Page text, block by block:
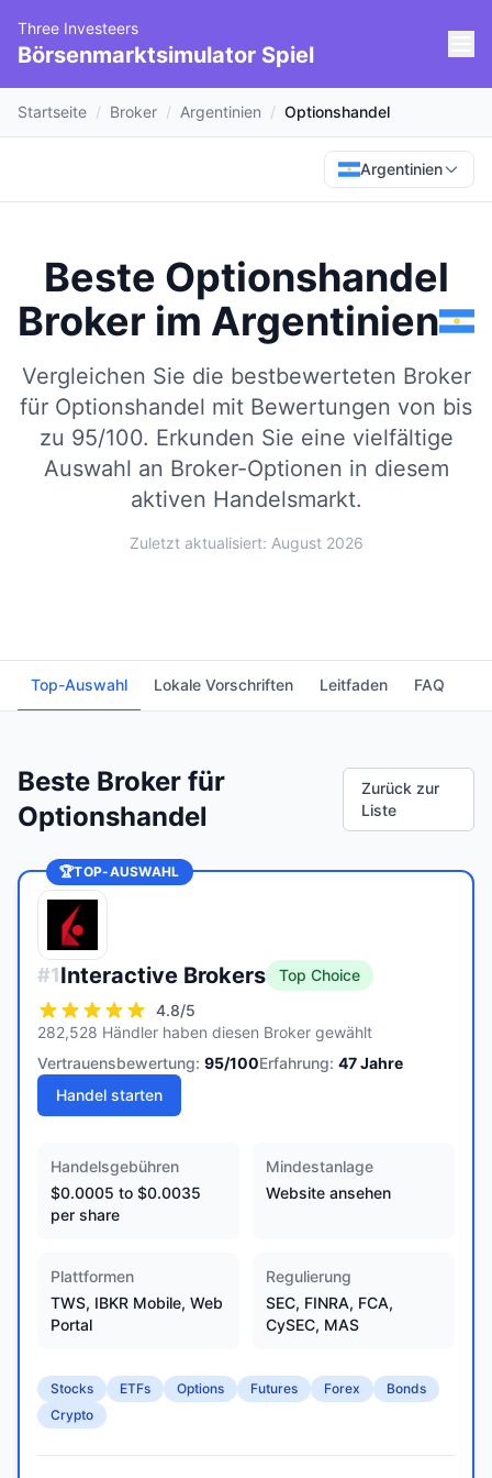
Three Investeers
Börsenmarktsimulator Spiel
Startseite / Broker / Argentinien / Optionshandel
Argentinien
Beste Optionshandel
Broker im Argentinien
Vergleichen Sie die bestbewerteten Broker
für Optionshandel mit Bewertungen von bis
zu 95/100. Erkunden Sie eine vielfältige
Auswahl an Broker-Optionen in diesem
aktiven Handelsmarkt.
Zuletzt aktualisiert: August 2026
Top-Auswahl Lokale Vorschriften Leitfaden FAQ
Beste Broker für
Optionshandel
Zurück zur
Liste
🏆TOP-AUSWAHL
#1Interactive Brokers
Top Choice
4.8/5
282,528 Händler haben diesen Broker gewählt
Vertrauensbewertung: 95/100Erfahrung: 47Jahre
Handel starten
Handelsgebühren
$0.0005 to $0.0035
per share
Mindestanlage
Website ansehen
Plattformen
TWS, IBKR Mobile, Web
Portal
Regulierung
SEC, FINRA, FCA,
CySEC, MAS
Stocks ETFs Options Futures Forex
Bonds
Crypto